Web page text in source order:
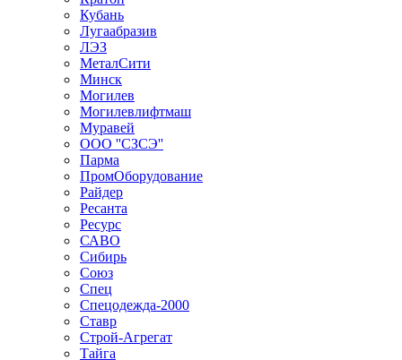
Кубань
Лугаабразив
ЛЭЗ
МеталСити
Минск
Могилев
Могилевлифтмаш
Муравей
ООО ''СЗСЭ''
Парма
ПромОборудование
Райдер
Ресанта
Ресурс
САВО
Сибирь
Союз
Спец
Спецодежда-2000
Ставр
Строй-Агрегат
Тайга